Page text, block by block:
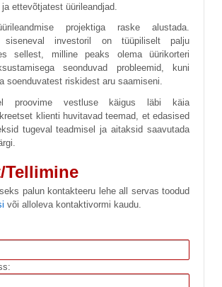
ettevõtjatest üürileandjad.
projektiga raske alustada.
siseneval investoril on tüüpiliselt palju
sellest, milline peaks olema üürikorteri
seonduvad probleemid, kuni
soenduvatest riskidest aru saamiseni.
proovime vestluse käigus läbi käia
klienti huvitavad teemad, et edasised
tugeval teadmisel ja aitaksid saavutada
Tellimine
palun kontakteeru lehe all servas toodud
või alloleva kontaktivormi kaudu.